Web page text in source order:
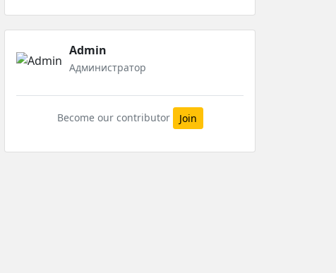
Admin
Администратор
Become our contributor Join